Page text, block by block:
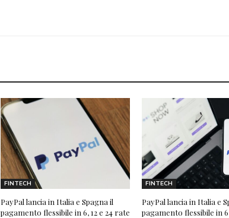
FINTECH
PayPal lancia in Italia e Spagna il
pagamento flessibile in 6, 12 e 24 rate
FINTECH
PayPal lancia in Italia e
pagamento flessibile in